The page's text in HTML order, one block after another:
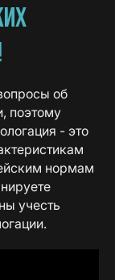
об
поэтому
- это
нормам
учесть